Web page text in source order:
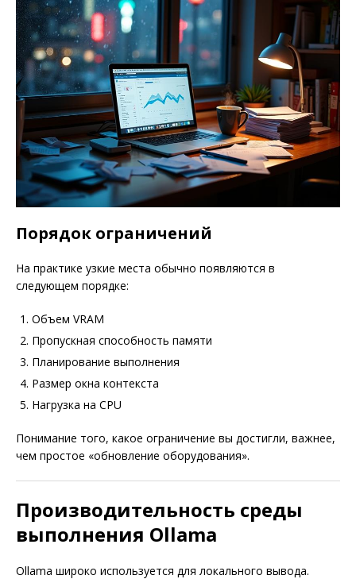
Порядок ограничений
На практике узкие места обычно появляются в
следующем порядке:
Объем VRAM
Пропускная способность памяти
Планирование выполнения
Размер окна контекста
Нагрузка на CPU
Понимание того, какое ограничение вы достигли, важнее,
чем простое «обновление оборудования».
Производительность среды
выполнения Ollama
Ollama широко используется для локального вывода.